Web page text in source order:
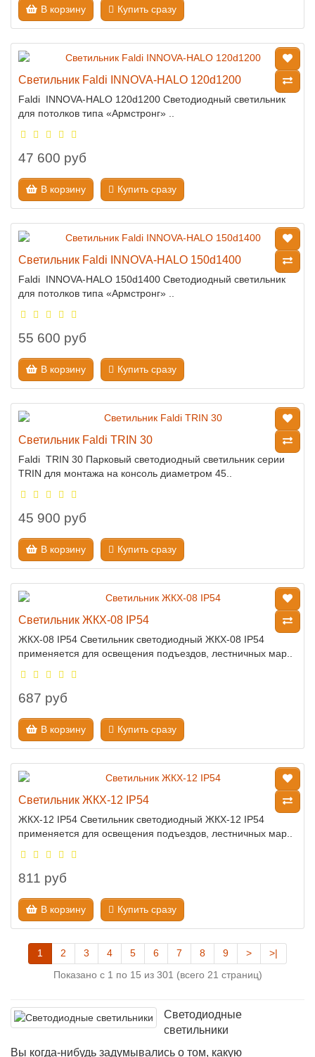
В корзину Купить сразу
Светильник Faldi INNOVA-HALO 120d1200
Faldi INNOVA-HALO 120d1200 Светодиодный светильник
для потолков типа «Армстронг» ..
47 600 руб
В корзину Купить сразу
Светильник Faldi INNOVA-HALO 150d1400
Faldi INNOVA-HALO 150d1400 Светодиодный светильник
для потолков типа «Армстронг» ..
55 600 руб
В корзину Купить сразу
Светильник Faldi TRIN 30
Faldi TRIN 30 Парковый светодиодный светильник серии
TRIN для монтажа на консоль диаметром 45..
45 900 руб
В корзину Купить сразу
Светильник ЖКХ-08 IP54
ЖКХ-08 IP54 Светильник светодиодный ЖКХ-08 IP54
применяется для освещения подъездов, лестничных мар..
687 руб
В корзину Купить сразу
Светильник ЖКХ-12 IP54
ЖКХ-12 IP54 Светильник светодиодный ЖКХ-12 IP54
применяется для освещения подъездов, лестничных мар..
811 руб
В корзину Купить сразу
1 2 3 4 5 6 7 8 9 >
>|
Показано с 1 по 15 из 301 (всего 21 страниц)
Светодиодные
светильники
Вы когда-нибудь задумывались о том, какую